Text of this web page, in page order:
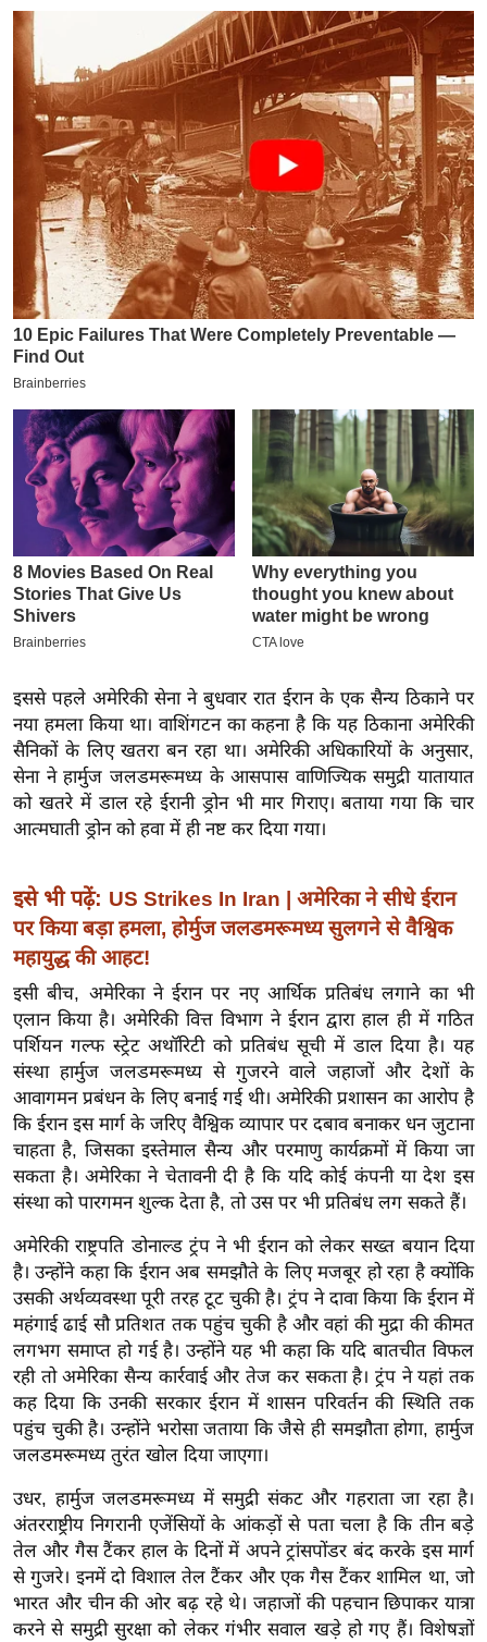
के
ट
I
P
2
क्रा
इ
म
ई
पे
प
र
मि
ल
बे
सा
ल
श
ख्सि
य
त
ग
इं
डि
या
सा
हि
त्य
ज
ग
त
ऑ
व
र्ल्ड
न्यू
ज
ब्री
फ
म
नो
ज
न
ज
ग
त
इससे पहले अमेरिकी सेना ने बुधवार रात ईरान के एक सैन्य ठिकाने पर
नया हमला किया था। वाशिंगटन का कहना है कि यह ठिकाना अमेरिकी
सैनिकों के लिए खतरा बन रहा था। अमेरिकी अधिकारियों के अनुसार,
सेना ने हार्मुज जलडमरूमध्य के आसपास वाणिज्यिक समुद्री यातायात
को खतरे में डाल रहे ईरानी ड्रोन भी मार गिराए। बताया गया कि चार
आत्मघाती ड्रोन को हवा में ही नष्ट कर दिया गया।
इसे भी पढ़ें: US Strikes In Iran | अमेरिका ने सीधे ईरान
पर किया बड़ा हमला, होर्मुज जलडमरूमध्य सुलगने से वैश्विक
महायुद्ध की आहट!
इसी बीच, अमेरिका ने ईरान पर नए आर्थिक प्रतिबंध लगाने का भी
एलान किया है। अमेरिकी वित्त विभाग ने ईरान द्वारा हाल ही में गठित
पर्शियन गल्फ स्ट्रेट अथॉरिटी को प्रतिबंध सूची में डाल दिया है। यह
संस्था हार्मुज जलडमरूमध्य से गुजरने वाले जहाजों और देशों के
आवागमन प्रबंधन के लिए बनाई गई थी। अमेरिकी प्रशासन का आरोप है
कि ईरान इस मार्ग के जरिए वैश्विक व्यापार पर दबाव बनाकर धन जुटाना
चाहता है, जिसका इस्तेमाल सैन्य और परमाणु कार्यक्रमों में किया जा
सकता है। अमेरिका ने चेतावनी दी है कि यदि कोई कंपनी या देश इस
संस्था को पारगमन शुल्क देता है, तो उस पर भी प्रतिबंध लग सकते हैं।
अमेरिकी राष्ट्रपति डोनाल्ड ट्रंप ने भी ईरान को लेकर सख्त बयान दिया
है। उन्होंने कहा कि ईरान अब समझौते के लिए मजबूर हो रहा है क्योंकि
उसकी अर्थव्यवस्था पूरी तरह टूट चुकी है। ट्रंप ने दावा किया कि ईरान में
महंगाई ढाई सौ प्रतिशत तक पहुंच चुकी है और वहां की मुद्रा की कीमत
लगभग समाप्त हो गई है। उन्होंने यह भी कहा कि यदि बातचीत विफल
रही तो अमेरिका सैन्य कार्रवाई और तेज कर सकता है। ट्रंप ने यहां तक
कह दिया कि उनकी सरकार ईरान में शासन परिवर्तन की स्थिति तक
पहुंच चुकी है। उन्होंने भरोसा जताया कि जैसे ही समझौता होगा, हार्मुज
जलडमरूमध्य तुरंत खोल दिया जाएगा।
उधर, हार्मुज जलडमरूमध्य में समुद्री संकट और गहराता जा रहा है।
अंतरराष्ट्रीय निगरानी एजेंसियों के आंकड़ों से पता चला है कि तीन बड़े
तेल और गैस टैंकर हाल के दिनों में अपने ट्रांसपोंडर बंद करके इस मार्ग
से गुजरे। इनमें दो विशाल तेल टैंकर और एक गैस टैंकर शामिल था, जो
भारत और चीन की ओर बढ़ रहे थे। जहाजों की पहचान छिपाकर यात्रा
करने से समुद्री सुरक्षा को लेकर गंभीर सवाल खड़े हो गए हैं। विशेषज्ञों